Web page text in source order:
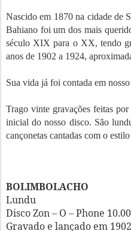
Nascido em 1870 na cidade de
Bahiano foi um dos mais
século XIX para o XX, tendo
anos de 1902 a 1924,
Sua vida já foi contada em
Trago vinte gravações feitas
inicial do nosso disco. São
cançonetas cantadas com o
BOLIMBOLACHO
Lundu
Disco Zon – O – Phone
Gravado e lançado em 1902